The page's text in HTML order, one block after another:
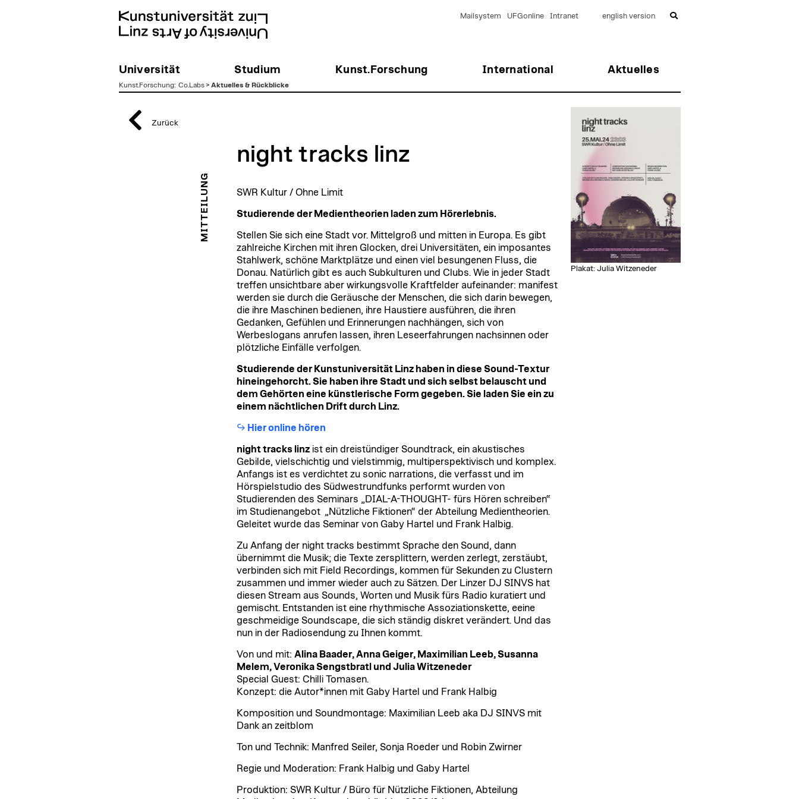
Universität Studium Kunst.Forschung International Aktuelles
Mailsystem UFGonline Intranet english version
Kunst.Forschung: Co.Labs> Aktuelles & Rückblicke
Zurück
MITTEILUNG
night tracks linz
SWR Kultur / Ohne Limit
Studierende der Medientheorien laden zum Hörerlebnis.
Stellen Sie sich eine Stadt vor. Mittelgroß und mitten in Europa. Es gibt
zahlreiche Kirchen mit ihren Glocken, drei Universitäten, ein imposantes
Stahlwerk, schöne Marktplätze und einen viel besungenen Fluss, die
Donau. Natürlich gibt es auch Subkulturen und Clubs. Wie in jeder Stadt
treffen unsichtbare aber wirkungsvolle Kraftfelder aufeinander: manifest
werden sie durch die Geräusche der Menschen, die sich darin bewegen,
die ihre Maschinen bedienen, ihre Haustiere ausführen, die ihren
Gedanken, Gefühlen und Erinnerungen nachhängen, sich von
Werbeslogans anrufen lassen, ihren Leseerfahrungen nachsinnen oder
plötzliche Einfälle verfolgen.
Studierende der Kunstuniversität Linz haben in diese Sound-Textur
hineingehorcht. Sie haben ihre Stadt und sich selbst belauscht und
dem Gehörten eine künstlerische Form gegeben. Sie laden Sie ein zu
einem nächtlichen Drift durch Linz.
Hier online hören
night tracks linzist ein dreistündiger Soundtrack, ein akustisches
Gebilde, vielschichtig und vielstimmig, multiperspektivisch und komplex.
Anfangs ist es verdichtet zu sonic narrations, die verfasst und im
Hörspielstudio des Südwestrundfunks performt wurden von
Studierenden des Seminars „DIAL-A-THOUGHT- fürs Hören schreiben“
im Studienangebot „Nützliche Fiktionen“ der Abteilung Medientheorien.
Geleitet wurde das Seminar von Gaby Hartel und Frank Halbig.
Zu Anfang der night tracks bestimmt Sprache den Sound, dann
übernimmt die Musik; die Texte zersplittern, werden zerlegt, zerstäubt,
verbinden sich mit Field Recordings, kommen für Sekunden zu Clustern
zusammen und immer wieder auch zu Sätzen. Der Linzer DJ SINVS hat
diesen Stream aus Sounds, Worten und Musik fürs Radio kuratiert und
gemischt. Entstanden ist eine rhythmische Assoziationskette, eeine
geschmeidige Soundscape, die sich ständig diskret verändert. Und das
nun in der Radiosendung zu Ihnen kommt.
Von und mit: Alina Baader, Anna Geiger, Maximilian Leeb, Susanna
Melem, Veronika Sengstbratl und Julia Witzeneder
Special Guest: Chilli Tomasen.
Konzept: die Autor*innen mit Gaby Hartel und Frank Halbig
Komposition und Soundmontage: Maximilian Leeb aka DJ SINVS mit
Dank an zeitblom
Ton und Technik: Manfred Seiler, Sonja Roeder und Robin Zwirner
Regie und Moderation: Frank Halbig und Gaby Hartel
Produktion: SWR Kultur / Büro für Nützliche Fiktionen, Abteilung
Plakat: Julia Witzeneder